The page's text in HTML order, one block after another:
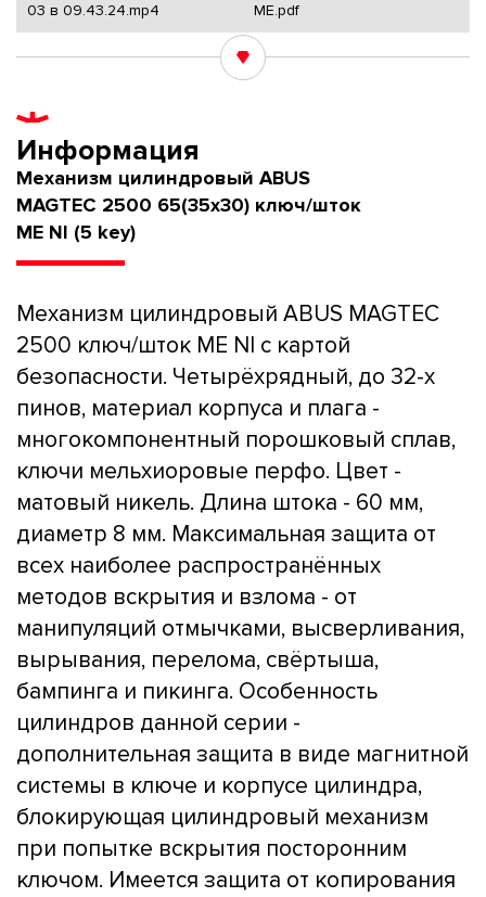
03 в 09.43.24.mp4
ME.pdf
Информация
Механизм цилиндровый ABUS
MAGTEC 2500 65(35x30) ключ/шток
ME NI (5 key)
Механизм цилиндровый ABUS MAGTEC
2500 ключ/шток ME NI с картой
безопасности. Четырёхрядный, до 32-х
пинов, материал корпуса и плага -
многокомпонентный порошковый сплав,
ключи мельхиоровые перфо. Цвет -
матовый никель. Длина штока - 60 мм,
диаметр 8 мм. Максимальная защита от
всех наиболее распространённых
методов вскрытия и взлома - от
манипуляций отмычками, высверливания,
вырывания, перелома, свёртыша,
бампинга и пикинга. Особенность
цилиндров данной серии -
дополнительная защита в виде магнитной
системы в ключе и корпусе цилиндра,
блокирующая цилиндровый механизм
при попытке вскрытия посторонним
ключом. Имеется защита от копирования